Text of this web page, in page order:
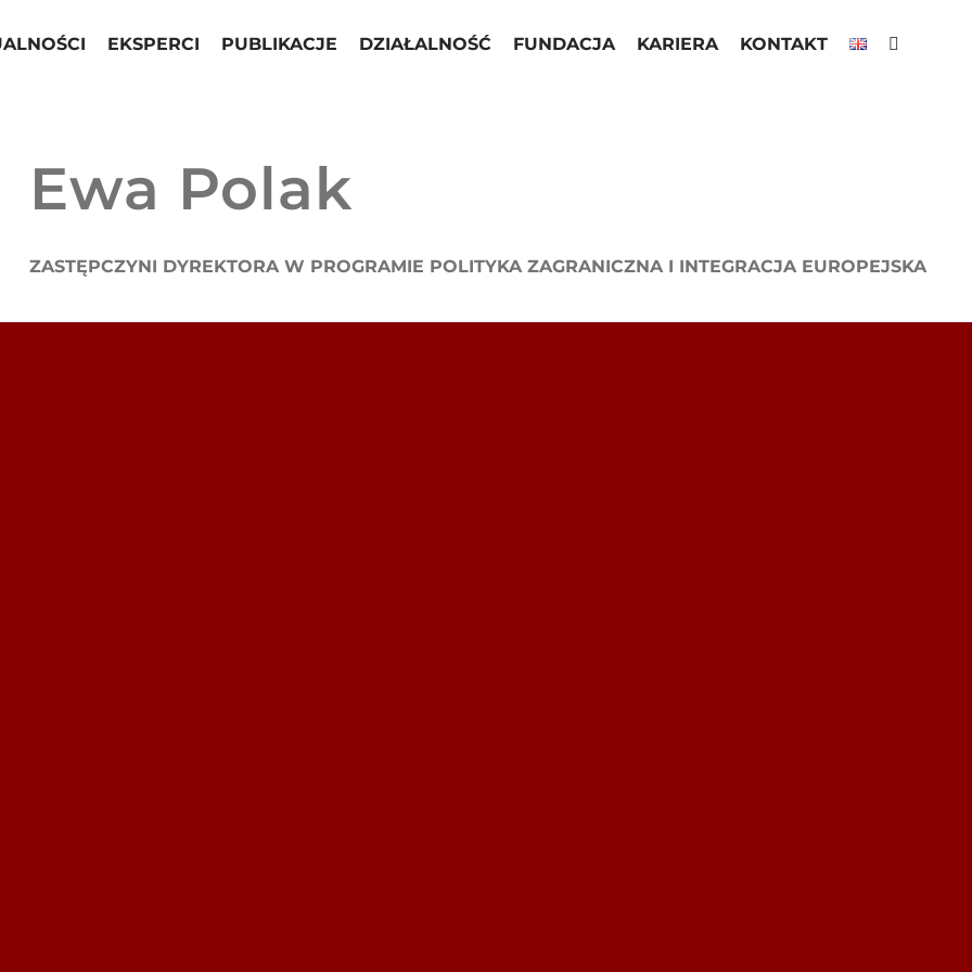
EKSPERCI PUBLIKACJE DZIAŁALNOŚĆ FUNDACJA KARIERA KONTAKT
Ewa Polak
ZASTĘPCZYNI DYREKTORA W PROGRAMIE POLITYKA ZAGRANICZNA I INTEGRACJA EUROPEJSKA